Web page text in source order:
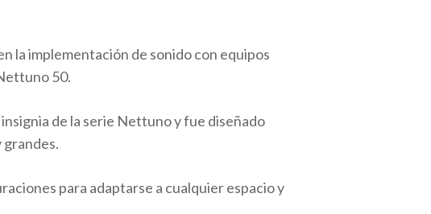
la implementación de sonido con equipos
50.
de la serie Nettuno y fue diseñado
grandes.
para adaptarse a cualquier espacio y